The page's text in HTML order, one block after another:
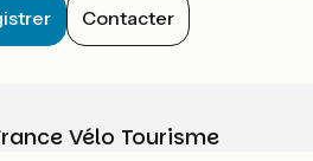
Contacter
Vélo Tourisme